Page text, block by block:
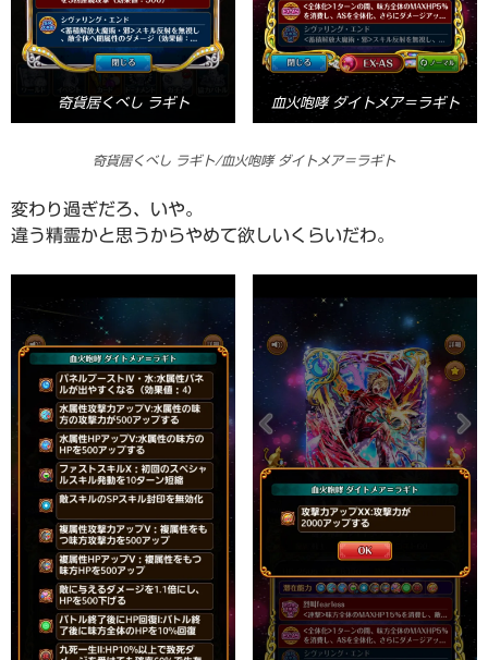
奇貨居くべし ラギト 血火咆哮 ダイトメア＝ラギト
奇貨居くべし ラギト/血火咆哮 ダイトメア＝ラギト
変わり過ぎだろ、いや。
違う精霊かと思うからやめて欲しいくらいだわ。